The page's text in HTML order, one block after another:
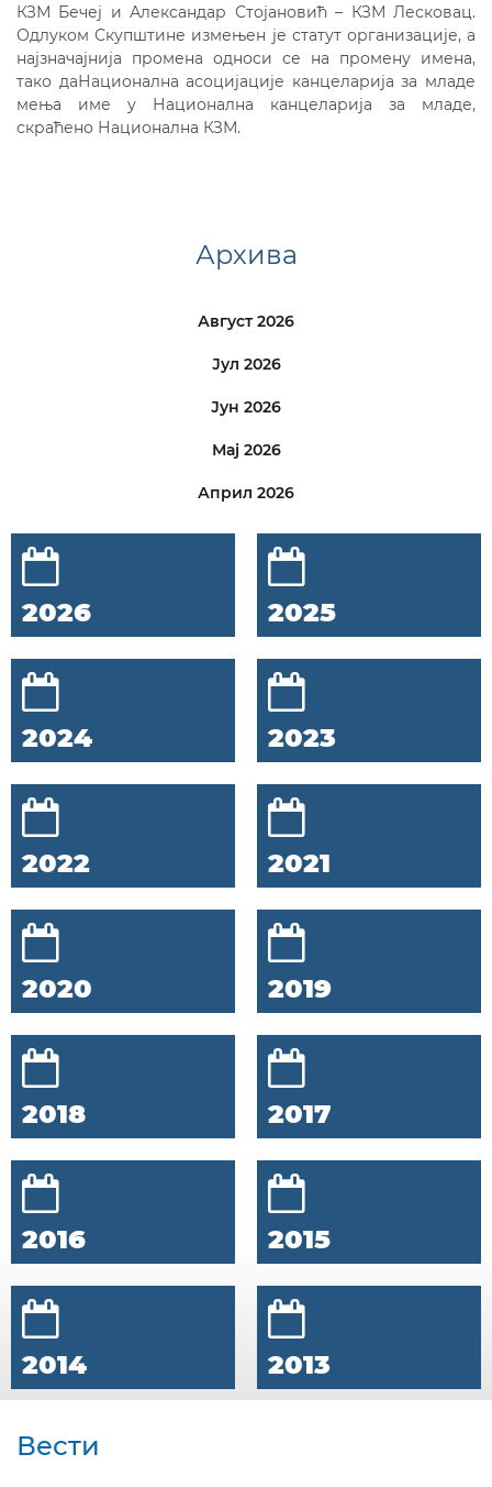
КЗМ Бечеј и Александар Стојановић – КЗМ Лесковац.
Одлуком Скупштине измењен је статут организације, а
најзначајнија промена односи се на промену имена,
тако даНационална асоцијације канцеларија за младе
мења име у Национална канцеларија за младе,
скраћено Национална КЗМ.
Архива
Август 2026
Јул 2026
Јун 2026
Мај 2026
Април 2026
2026 2025
2024 2023
2022 2021
2020 2019
2018 2017
2016 2015
2014 2013
Вести